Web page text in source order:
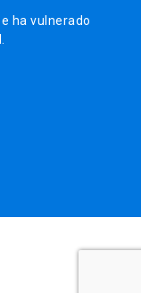
ha vulnerado